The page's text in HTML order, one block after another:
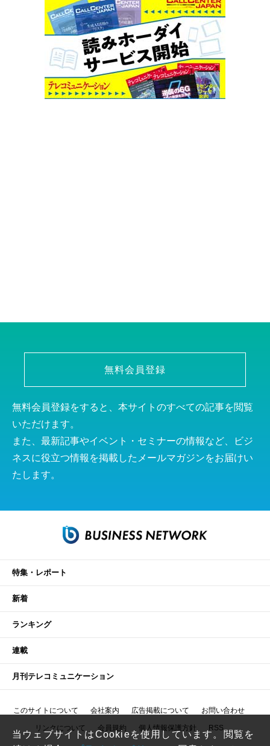
無料会員登録
無料会員登録をすると、本サイトのすべての記事を閲覧
いただけます。
また、最新記事やイベント・セミナーの情報など、ビジ
ネスに役立つ情報を掲載したメールマガジンをお届けい
たします。
特集・レポート
新着
ランキング
連載
月刊テレコミュニケーション
このサイトについて 会社案内 広告掲載について お問い合わせ
リンクについて 会員規約 個人情報保護方針 RSS
当ウェブサイトはCookieを使用しています。閲覧を